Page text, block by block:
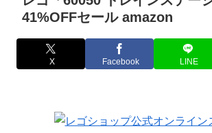
41%OFFセール amazon
X Facebook LINE